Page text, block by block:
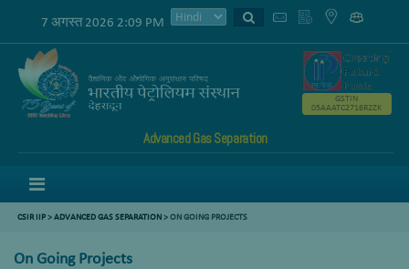
7 अगस्त 2026 2:09 PM
Advanced Gas Separation
GSTIN
05AAATC2716R2ZK
CSIR IIP>ADVANCED GAS SEPARATION>ON GOING PROJECTS
On Going Projects